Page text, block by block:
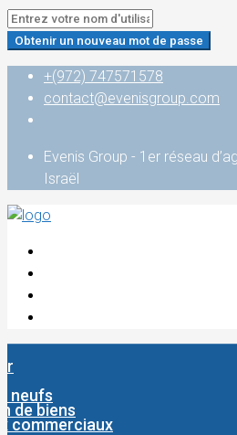
Obtenir un nouveau mot de passe
+(972) 747571578
contact@evenisgroup.com
Evenis Group - 1er réseau
Israël
neufs
de biens
commerciaux